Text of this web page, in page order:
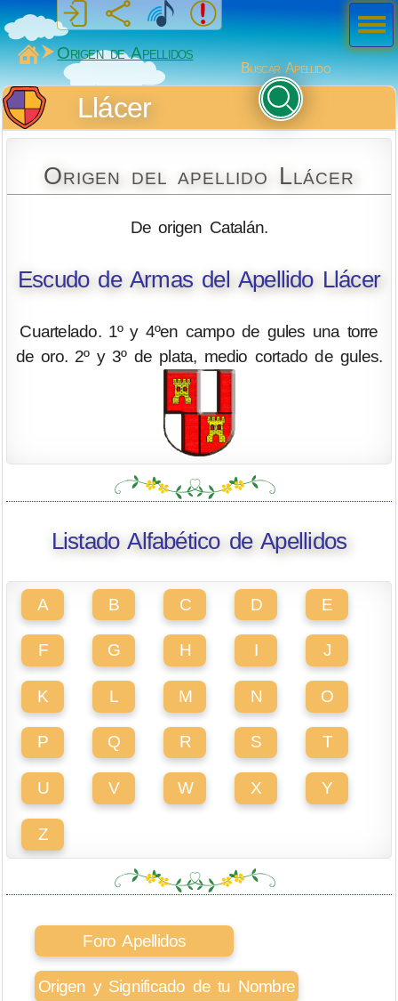
MiSabueso
Origen de Apellidos
Buscar Apellido
Llácer
Origen del apellido Llácer
De origen Catalán.
Escudo de Armas del Apellido Llácer
Cuartelado. 1º y 4ºen campo de gules una torre
de oro. 2º y 3º de plata, medio cortado de gules.
Listado Alfabético de Apellidos
A B C D E
F G H I J
K L M N O
P Q R S T
U V W X Y
Z
Foro Apellidos
Origen y Significado de tu Nombre
Men
ú